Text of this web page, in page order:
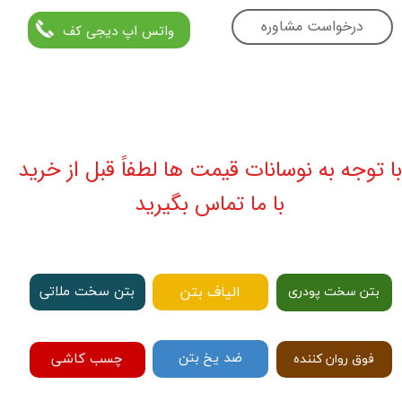
درخواست مشاوره واتس اپ دیجی کف
با توجه به نوسانات قیمت ها لطفاً قبل از خرید
با ما تماس بگیرید
بتن سخت پودری بتن سخت ملاتی الیاف بتن
چسب کاشی فوق روان کننده ضد یخ بتن